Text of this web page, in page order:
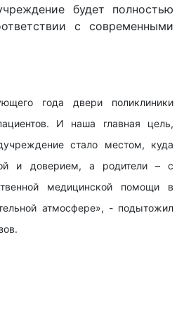
будет полностью
с современными
года двери поликлиники
И наша главная цель,
стало местом, куда
и доверием, а родители – с
медицинской помощи в
атмосфере», - подытожил